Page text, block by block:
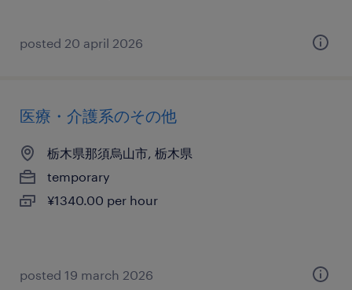
posted 20 april 2026
医療・介護系のその他
栃木県那須烏山市, 栃木県
temporary
¥1340.00 per hour
posted 19 march 2026